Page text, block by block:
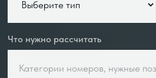
Что нужно рассчитать